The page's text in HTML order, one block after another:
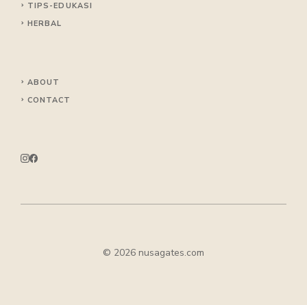
TIPS -EDUKASI
HERBAL
ABOUT
CONTACT
© 2026 nusagates.com